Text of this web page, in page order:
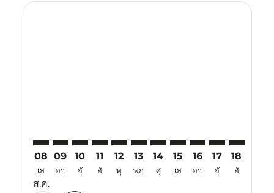
08
เส
ส.ค.
09
อา
10
จั
11
อั
12
พุ
13
พฤ
14
ศุ
15
เส
16
อา
17
จั
18
อั